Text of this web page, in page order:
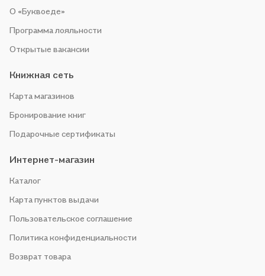
О «Буквоеде»
Программа лояльности
Открытые вакансии
Книжная сеть
Карта магазинов
Бронирование книг
Подарочные сертификаты
Интернет-магазин
Каталог
Карта пунктов выдачи
Пользовательское соглашение
Политика конфиденциальности
Возврат товара